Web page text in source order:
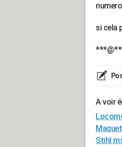
si cela
A voir
Stihl